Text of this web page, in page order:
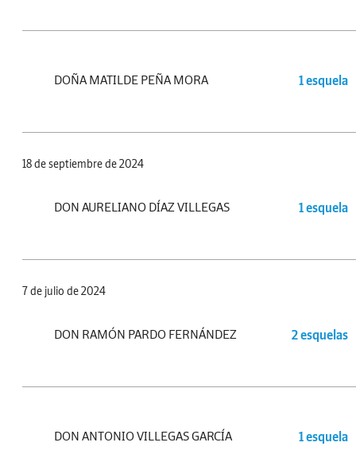
DOÑA MATILDE PEÑA MORA 1 esquela
18 de septiembre de 2024
DON AURELIANO DÍAZ VILLEGAS 1 esquela
7 de julio de 2024
DON RAMÓN PARDO FERNÁNDEZ 2 esquelas
DON ANTONIO VILLEGAS GARCÍA 1 esquela